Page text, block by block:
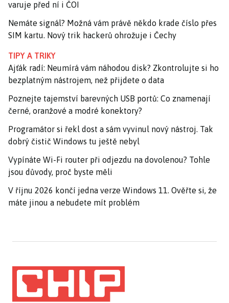
varuje před ní i ČOI
Nemáte signál? Možná vám právě někdo krade číslo přes
SIM kartu. Nový trik hackerů ohrožuje i Čechy
TIPY A TRIKY
Ajťák radí: Neumírá vám náhodou disk? Zkontrolujte si ho
bezplatným nástrojem, než přijdete o data
Poznejte tajemství barevných USB portů: Co znamenají
černé, oranžové a modré konektory?
Programátor si řekl dost a sám vyvinul nový nástroj. Tak
dobrý čistič Windows tu ještě nebyl
Vypínáte Wi-Fi router při odjezdu na dovolenou? Tohle
jsou důvody, proč byste měli
V říjnu 2026 končí jedna verze Windows 11. Ověřte si, že
máte jinou a nebudete mít problém